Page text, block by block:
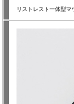
リストレスト一体型